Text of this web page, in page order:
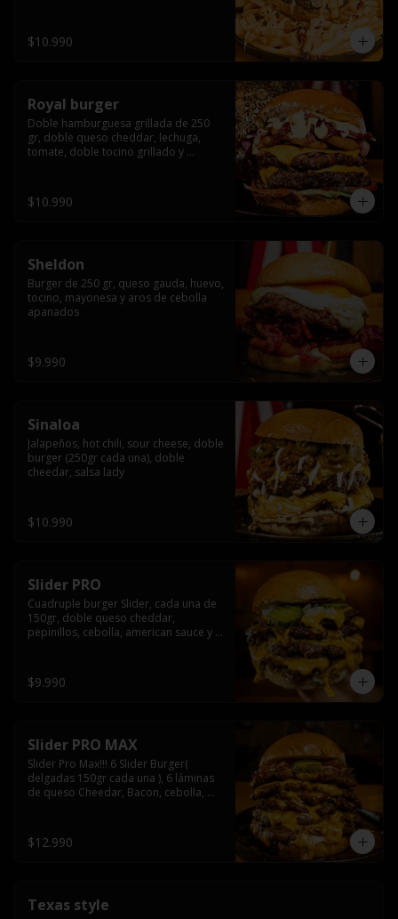
$10.990
Royal burger
Doble hamburguesa grillada de 250
gr, doble queso cheddar, lechuga,
tomate, doble tocino grillado y
salsa de queso cheddar.
$10.990
Sheldon
Burger de 250 gr, queso gauda, huevo,
tocino, mayonesa y aros de cebolla
apanados
$9.990
Sinaloa
Jalapeños, hot chili, sour cheese, doble
burger (250gr cada una), doble
cheedar, salsa lady
$10.990
Slider PRO
Cuadruple burger Slider, cada una de
150gr, doble queso cheddar,
pepinillos, cebolla, american sauce y
$9.990
Slider PRO MAX
Slider Pro Max!!! 6 Slider Burger(
delgadas 150gr cada una ), 6 láminas
de queso Cheedar, Bacon, cebolla,
$12.990
Texas style